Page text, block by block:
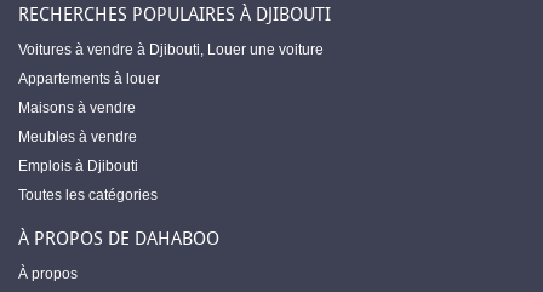
RECHERCHES POPULAIRES À DJIBOUTI
Voitures à vendre à Djibouti, Louer une voiture
Appartements à louer
Maisons à vendre
Meubles à vendre
Emplois à Djibouti
Toutes les catégories
À PROPOS DE DAHABOO
À propos